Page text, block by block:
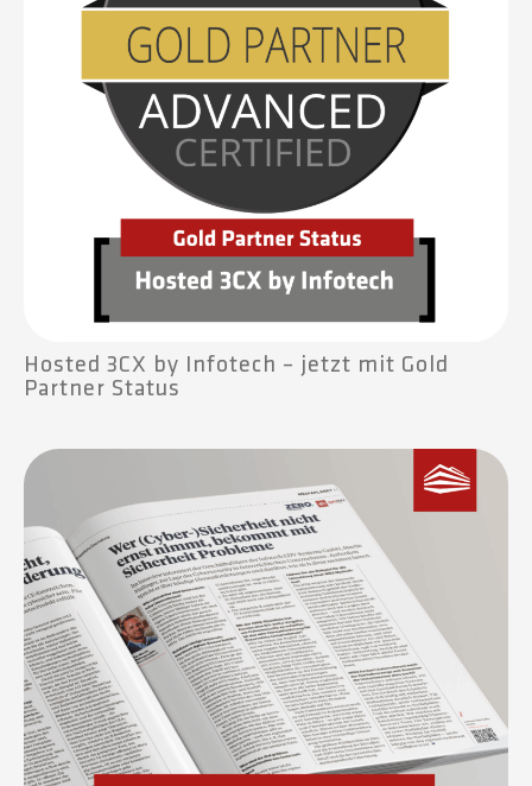
Hosted 3CX by Infotech – jetzt mit Gold
Partner Status